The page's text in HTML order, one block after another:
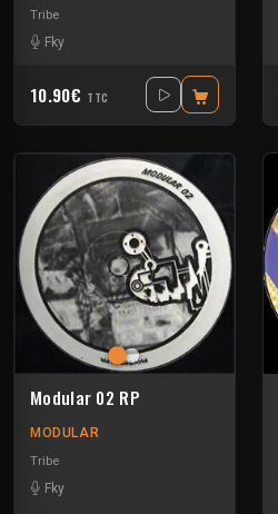
Tribe
Fky
10.90€ TTC
Modular 02 RP
MODULAR
Tribe
Fky